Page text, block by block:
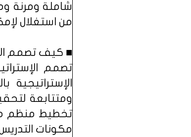
شاملة ومرنة
من استغلال
■ كيف تصمم
تصمم
ومتتابعة
تخطيط منظم
مكونات